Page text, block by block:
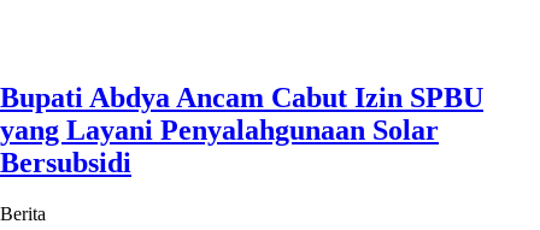
Bupati Abdya Ancam Cabut Izin SPBU
yang Layani Penyalahgunaan Solar
Bersubsidi
Berita